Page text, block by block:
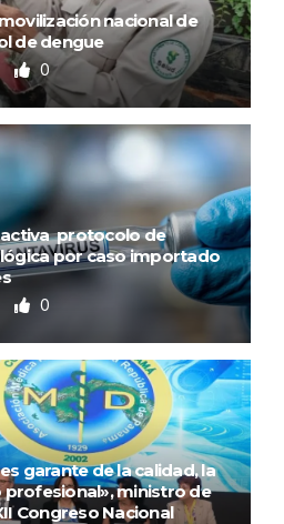
nacional de
de dengue
0
activa protocolo de
por caso importado
0
garante de la calidad, la
profesional», ministro de
Congreso Nacional